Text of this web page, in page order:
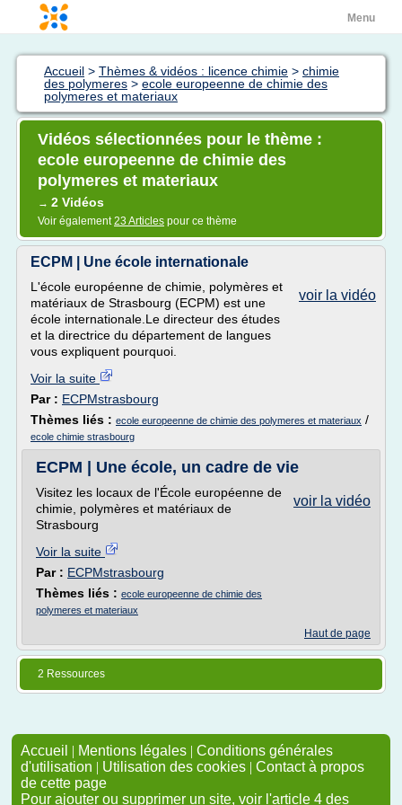
Menu
Accueil > Thèmes & vidéos : licence chimie > chimie
des polymeres > ecole europeenne de chimie des
polymeres et materiaux
Vidéos sélectionnées pour le thème :
ecole europeenne de chimie des
polymeres et materiaux
→ 2 Vidéos
Voir également23 Articles pour ce thème
ECPM | Une école internationale
voir la vidéo
L'école européenne de chimie, polymères et
matériaux de Strasbourg (ECPM) est une
école internationale.Le directeur des études
et la directrice du département de langues
vous expliquent pourquoi.
Voir la suite
Par : ECPMstrasbourg
Thèmes liés : ecole europeenne de chimie des polymeres et materiaux /
ecole chimie strasbourg
ECPM | Une école, un cadre de vie
voir la vidéo
Visitez les locaux de l'École européenne de
chimie, polymères et matériaux de
Strasbourg
Voir la suite
Par : ECPMstrasbourg
Thèmes liés : ecole europeenne de chimie des
polymeres et materiaux
Haut de page
2 Ressources
Accueil | Mentions légales | Conditions générales
d'utilisation | Utilisation des cookies | Contact à propos
de cette page
Pour ajouter ou supprimer un site, voir l'article 4 des